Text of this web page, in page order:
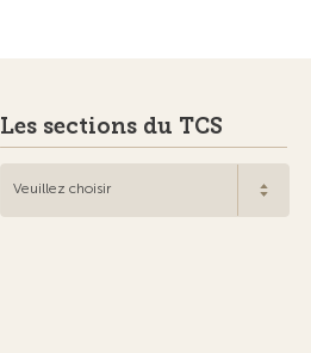
Les sections du TCS
Veuillez choisir